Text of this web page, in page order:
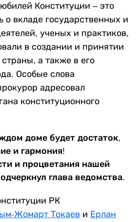
Конституции – это
о вкладе государственных и
ученых и практиков,
в создании и принятии
страны, а также в его
Особые слова
адресовал
конституционного
доме будет достаток,
и гармония!
и процветания нашей
глава ведомства.
РК
Жомарт Токаев и Ерлан